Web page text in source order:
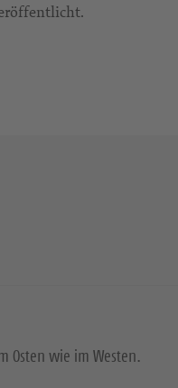
Osten wie im Westen.